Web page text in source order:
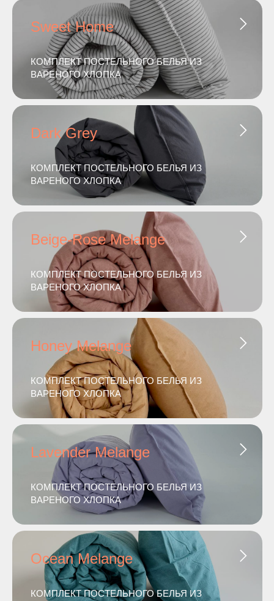
Sweet Home
КОМПЛЕКТ ПОСТЕЛЬНОГО БЕЛЬЯ ИЗ
ВАРЕНОГО ХЛОПКА
Dark Grey
КОМПЛЕКТ ПОСТЕЛЬНОГО БЕЛЬЯ ИЗ
ВАРЕНОГО ХЛОПКА
Beige-Rose Melange
КОМПЛЕКТ ПОСТЕЛЬНОГО БЕЛЬЯ ИЗ
ВАРЕНОГО ХЛОПКА
Honey Melange
КОМПЛЕКТ ПОСТЕЛЬНОГО БЕЛЬЯ ИЗ
ВАРЕНОГО ХЛОПКА
Lavender Melange
КОМПЛЕКТ ПОСТЕЛЬНОГО БЕЛЬЯ ИЗ
ВАРЕНОГО ХЛОПКА
Ocean Melange
КОМПЛЕКТ ПОСТЕЛЬНОГО БЕЛЬЯ ИЗ